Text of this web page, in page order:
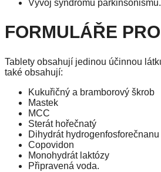
Vývoj syndromu parkinsonismu.
FORMULÁŘE
Tablety obsahují jedinou účinnou
také obsahují:
Kukuřičný a bramborový škrob
Mastek
MCC
Sterát hořečnatý
Dihydrát
Copovidon
Monohydrát laktózy
Připravená voda.